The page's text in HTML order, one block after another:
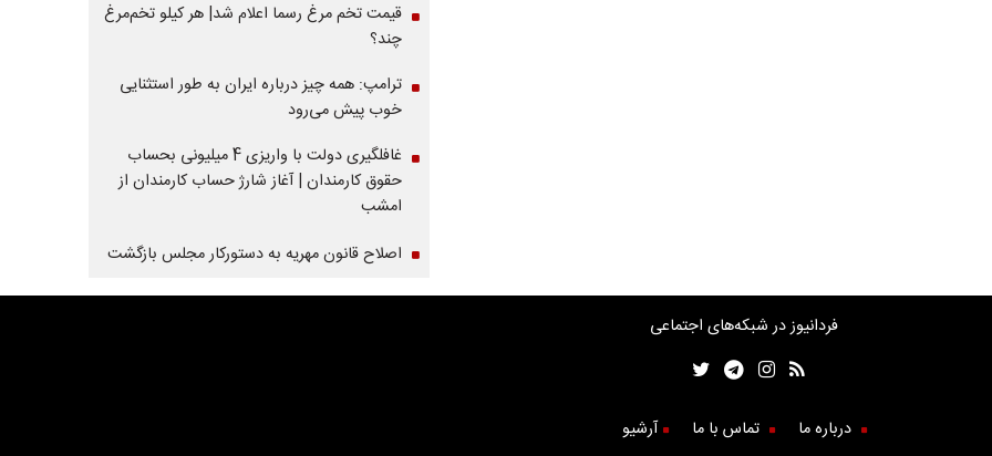
قیمت تخم مرغ رسما اعلام شد| هر کیلو تخم‌مرغ
چند؟
ترامپ: همه چیز درباره ایران به طور استثنایی
خوب پیش می‌رود
غافلگیری دولت با واریزی 4 میلیونی بحساب
حقوق کارمندان | آغاز شارژ حساب کارمندان از
امشب
اصلاح قانون مهریه به دستورکار مجلس بازگشت
فردانیوز در شبکه‌های اجتماعی
درباره ما تماس با ما آرشیو